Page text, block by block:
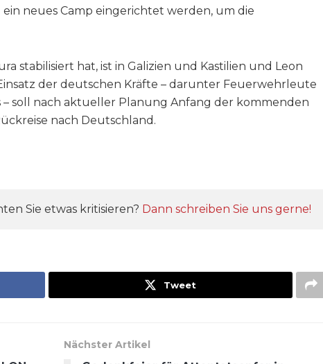
ein neues Camp eingerichtet werden, um die
stabilisiert hat, ist in Galizien und Kastilien und Leon
der deutschen Kräfte – darunter Feuerwehrleute
soll nach aktueller Planung Anfang der kommenden
nach Deutschland.
Sie etwas kritisieren? Dann schreiben Sie uns gerne!
Tweet
Nächster Artikel